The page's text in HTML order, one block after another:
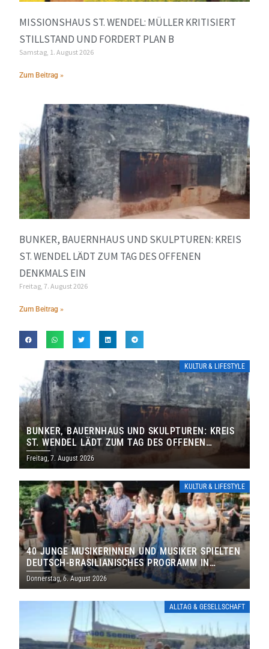
MISSIONSHAUS ST. WENDEL: MÜLLER KRITISIERT
STILLSTAND UND FORDERT PLAN B
Samstag, 1. August 2026
Zum Beitrag »
BUNKER, BAUERNHAUS UND SKULPTUREN: KREIS
ST. WENDEL LÄDT ZUM TAG DES OFFENEN
DENKMALS EIN
Freitag, 7. August 2026
Zum Beitrag »
KULTUR & LIFESTYLE
BUNKER, BAUERNHAUS UND SKULPTUREN: KREIS
ST. WENDEL LÄDT ZUM TAG DES OFFENEN
DENKMALS EIN
Freitag, 7. August 2026
KULTUR & LIFESTYLE
40 JUNGE MUSIKERINNEN UND MUSIKER SPIELTEN
DEUTSCH-BRASILIANISCHES PROGRAMM IN
THOLEY
Donnerstag, 6. August 2026
ALLTAG & GESELLSCHAFT